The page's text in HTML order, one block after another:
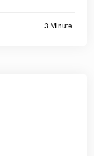
3 Minute